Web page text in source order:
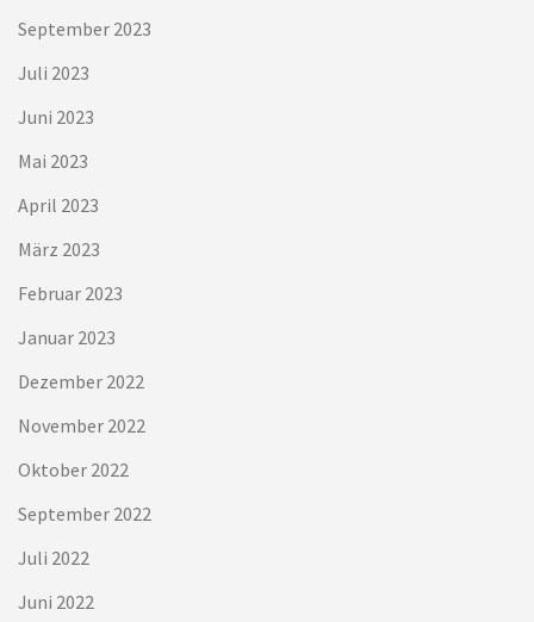
September 2023
Juli 2023
Juni 2023
Mai 2023
April 2023
März 2023
Februar 2023
Januar 2023
Dezember 2022
November 2022
Oktober 2022
September 2022
Juli 2022
Juni 2022